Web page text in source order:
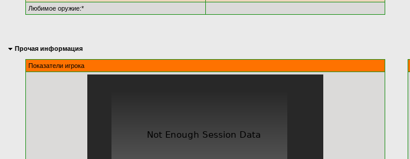
Любимое оружие:*
Прочая информация
Показатели игрока